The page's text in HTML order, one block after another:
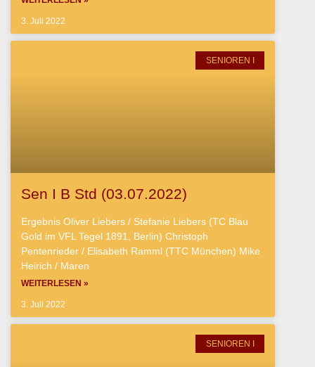
3. Juli 2022
SENIOREN I
Sen I B Std (03.07.2022)
Ergebnis Oliver Liebers / Stefanie Liebers (TC Blau
Gold im VFL Tegel 1891, Berlin) Christoph
Pentenrieder / Elisabeth Ramml (TTC München) Mike
Heirich / Maren
WEITERLESEN »
3. Juli 2022
SENIOREN I